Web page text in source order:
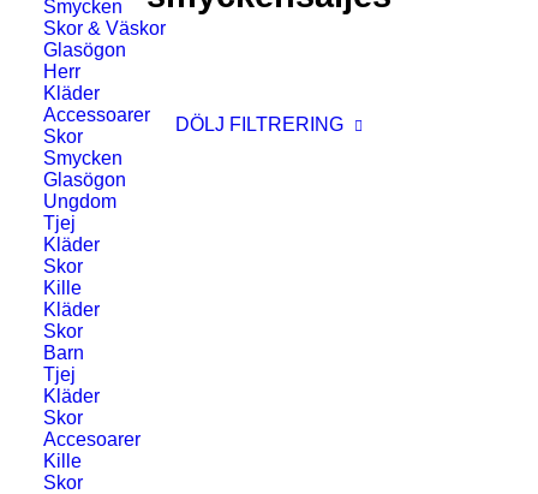
Smycken
Skor & Väskor
Glasögon
Herr
Kläder
Accessoarer
Skor
Smycken
Glasögon
Ungdom
Tjej
Kläder
Skor
Kille
Kläder
Skor
Barn
Tjej
Kläder
Skor
Accesoarer
Kille
Skor
DÖLJ FILTRERING